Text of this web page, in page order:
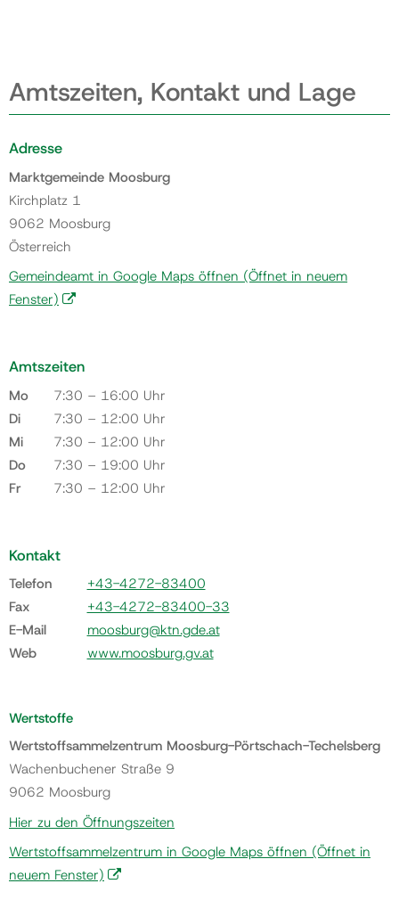
Amtszeiten, Kontakt und Lage
Adresse
Marktgemeinde Moosburg
Kirchplatz 1
9062 Moosburg
Österreich
Gemeindeamt in Google Maps öffnen (Öffnet in neuem
Fenster)
Amtszeiten
Mo
7:30 – 16:00 Uhr
Di
7:30 – 12:00 Uhr
Mi
7:30 – 12:00 Uhr
Do
7:30 – 19:00 Uhr
Fr
7:30 – 12:00 Uhr
Kontakt
Telefon
+43-4272-83400
Fax
+43-4272-83400-33
E-Mail
moosburg@ktn.gde.at
Web
www.moosburg.gv.at
Wertstoffe
Wertstoffsammelzentrum Moosburg-Pörtschach-Techelsberg
Wachenbuchener Straße 9
9062 Moosburg
Hier zu den Öffnungszeiten
Wertstoffsammelzentrum in Google Maps öffnen (Öffnet in
neuem Fenster)